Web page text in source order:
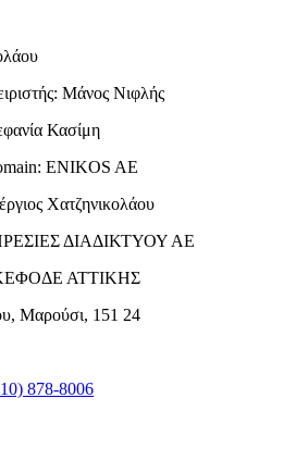
Μάνος Νιφλής
Κασίμη
ENIKOS AE
Χατζηνικολάου
ΔΙΑΔΙΚΤΥΟΥ ΑΕ
ΑΤΤΙΚΗΣ
Μαρούσι, 151 24
878-8006